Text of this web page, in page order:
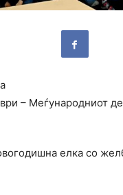
– Меѓународниот
елка со